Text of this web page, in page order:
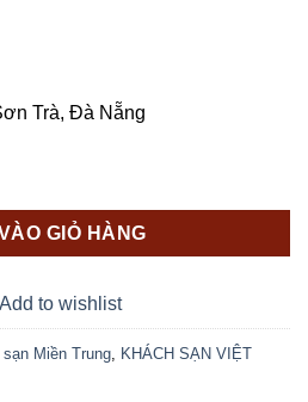
Trà, Đà Nẵng
số lượng
GIỎ HÀNG
Add to wishlist
sạn Miền Trung, KHÁCH SẠN VIỆT